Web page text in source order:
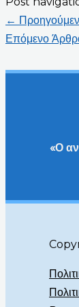
←
Επόμενο
«Ο